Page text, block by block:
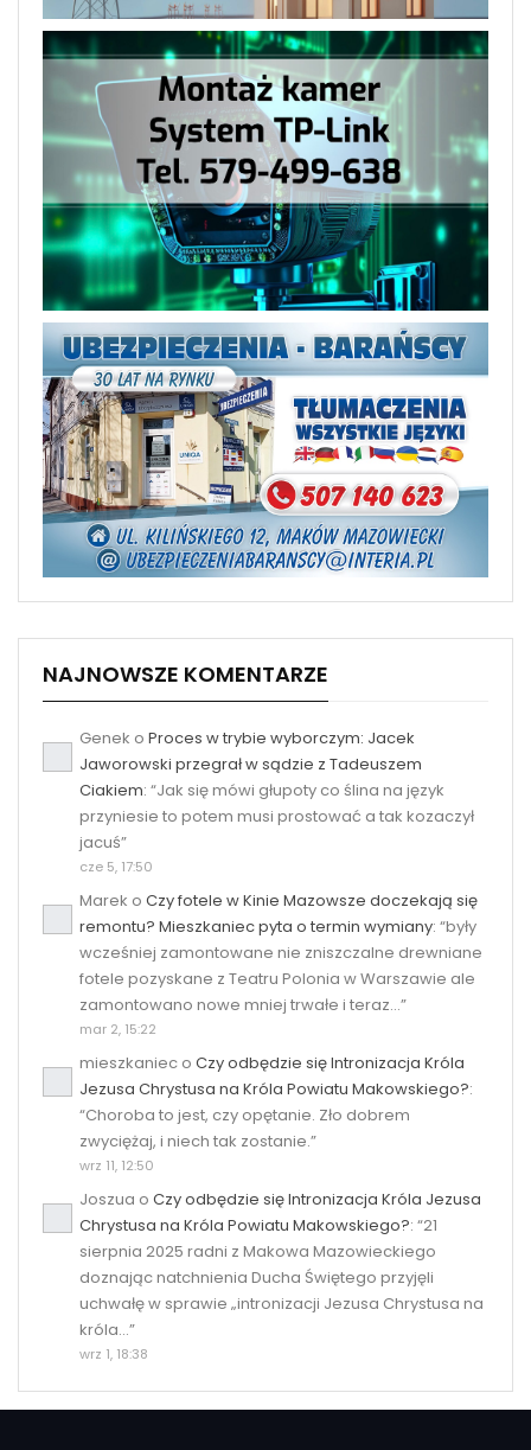
NAJNOWSZE KOMENTARZE
Genek o Proces w trybie wyborczym: Jacek
Jaworowski przegrał w sądzie z Tadeuszem
Ciakiem: “Jak się mówi głupoty co ślina na język
przyniesie to potem musi prostować a tak kozaczył
jacuś”
cze 5, 17:50
Marek o Czy fotele w Kinie Mazowsze doczekają się
remontu? Mieszkaniec pyta o termin wymiany: “były
wcześniej zamontowane nie zniszczalne drewniane
fotele pozyskane z Teatru Polonia w Warszawie ale
zamontowano nowe mniej trwałe i teraz…”
mar 2, 15:22
mieszkaniec o Czy odbędzie się Intronizacja Króla
Jezusa Chrystusa na Króla Powiatu Makowskiego?:
“Choroba to jest, czy opętanie. Zło dobrem
zwyciężaj, i niech tak zostanie.”
wrz 11, 12:50
Joszua o Czy odbędzie się Intronizacja Króla Jezusa
Chrystusa na Króla Powiatu Makowskiego?: “21
sierpnia 2025 radni z Makowa Mazowieckiego
doznając natchnienia Ducha Świętego przyjęli
uchwałę w sprawie „intronizacji Jezusa Chrystusa na
króla…”
wrz 1, 18:38